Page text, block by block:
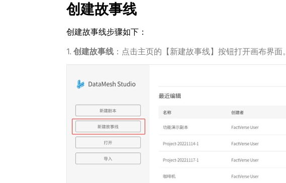
创建故事线
创建故事线步骤如下：
1. 创建故事线 ：点击主页的【新建故事线】按钮打开画布界面。